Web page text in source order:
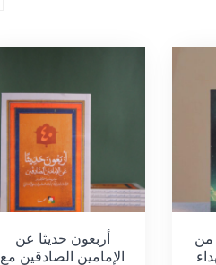
من
أربعون حديثا عن
الإمامين الصادقين مع